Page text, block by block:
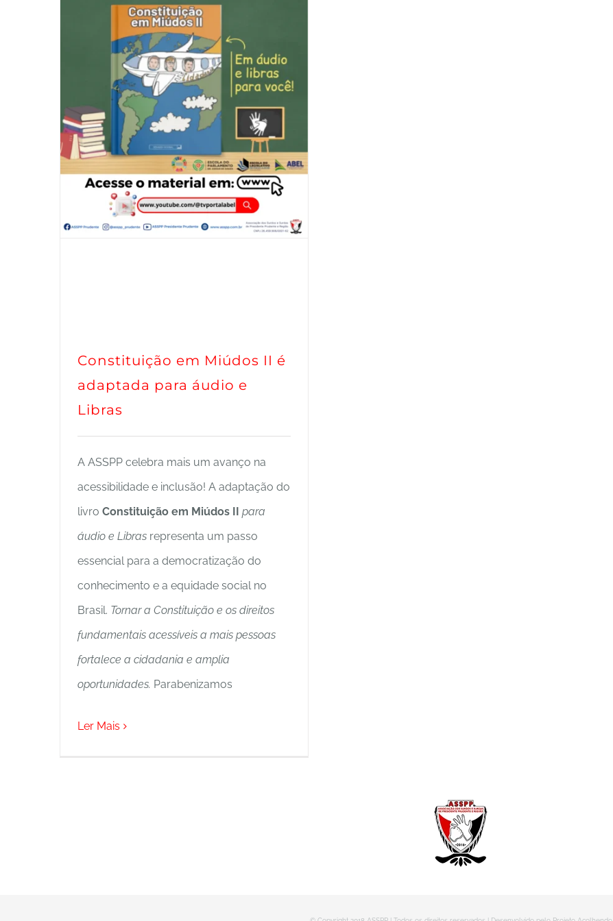
Constituição em Miúdos II é
adaptada para áudio e
Libras
Constituição em Miúdos II é
adaptada para áudio e
Libras
A ASSPP celebra mais um avanço na
acessibilidade e inclusão! A adaptação do
livro Constituição em Miúdos II para
áudio e Libras representa um passo
essencial para a democratização do
conhecimento e a equidade social no
Brasil. Tornar a Constituição e os direitos
fundamentais acessíveis a mais pessoas
fortalece a cidadania e amplia
oportunidades. Parabenizamos
Ler Mais